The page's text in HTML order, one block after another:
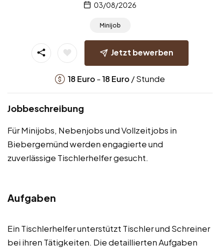
03/08/2026
Minijob
Jetzt bewerben
18 Euro -18 Euro / Stunde
Jobbeschreibung
Für Minijobs, Nebenjobs und Vollzeitjobs in
Biebergemünd werden engagierte und
zuverlässige Tischlerhelfer gesucht.
Aufgaben
Ein Tischlerhelfer unterstützt Tischler und Schreiner
bei ihren Tätigkeiten. Die detaillierten Aufgaben